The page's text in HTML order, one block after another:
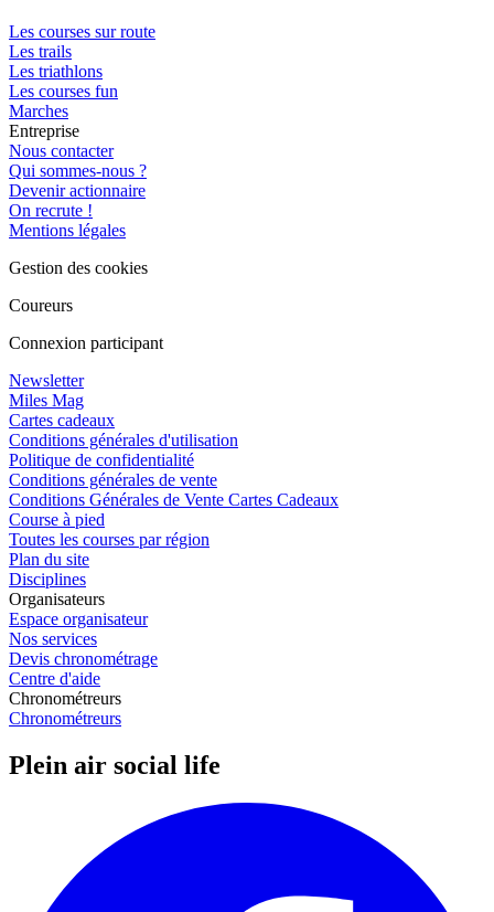
Les courses sur route
Les trails
Les triathlons
Les courses fun
Marches
Entreprise
Nous contacter
Qui sommes-nous ?
Devenir actionnaire
On recrute !
Mentions légales
Gestion des cookies
Coureurs
Connexion participant
Newsletter
Miles Mag
Cartes cadeaux
Conditions générales d'utilisation
Politique de confidentialité
Conditions générales de vente
Conditions Générales de Vente Cartes Cadeaux
Course à pied
Toutes les courses par région
Plan du site
Disciplines
Organisateurs
Espace organisateur
Nos services
Devis chronométrage
Centre d'aide
Chronométreurs
Chronométreurs
Plein air social life